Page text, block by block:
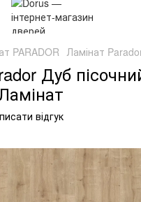
PARADOR Ламінат
Дуб
відгук